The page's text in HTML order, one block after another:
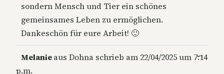
sondern Mensch und Tier ein schönes
gemeinsames Leben zu ermöglichen.
Dankeschön für eure Arbeit! 🙂
Melanieaus Dohna schrieb am 22/04/2025um 7:14
p.m.
… Diese